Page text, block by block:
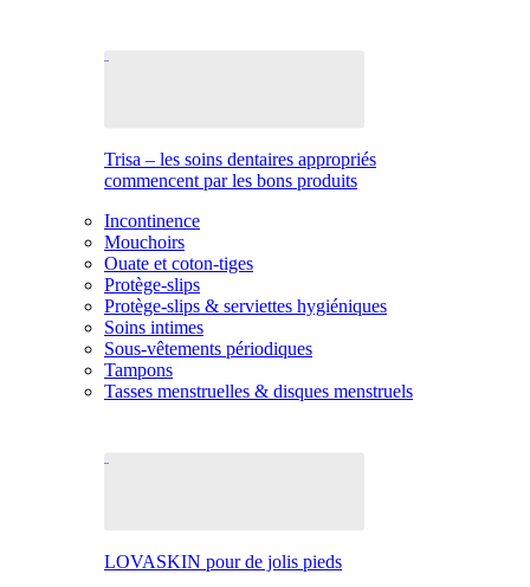
Trisa – les soins dentaires appropriés
commencent par les bons produits
Incontinence
Mouchoirs
Ouate et coton-tiges
Protège-slips
Protège-slips & serviettes hygiéniques
Soins intimes
Sous-vêtements périodiques
Tampons
Tasses menstruelles & disques menstruels
LOVASKIN pour de jolis pieds